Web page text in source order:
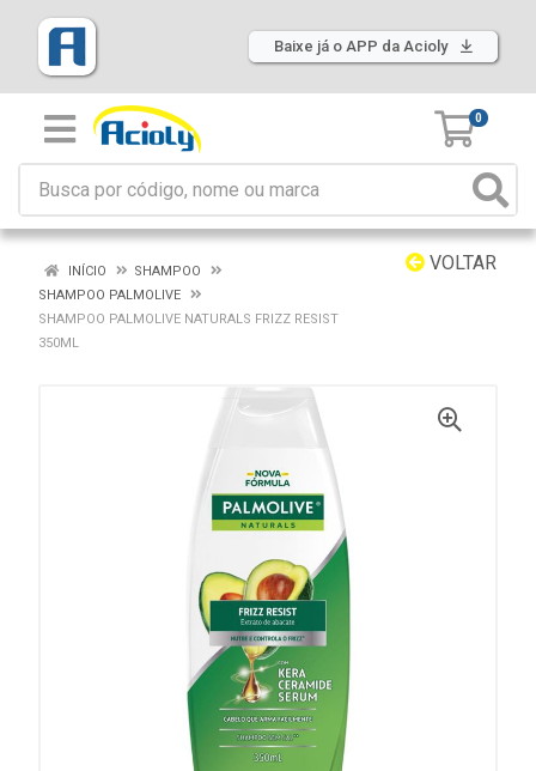
Baixe já o APP da Acioly
0
VOLTAR
INÍCIO
SHAMPOO
SHAMPOO PALMOLIVE
SHAMPOO PALMOLIVE NATURALS FRIZZ RESIST
350ML